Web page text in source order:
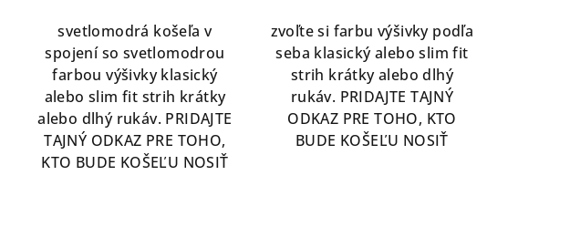
svetlomodrá košeľa v
spojení so svetlomodrou
farbou výšivky klasický
alebo slim fit strih krátky
alebo dlhý rukáv. PRIDAJTE
TAJNÝ ODKAZ PRE TOHO,
KTO BUDE KOŠEĽU NOSIŤ
zvoľte si farbu výšivky podľa
seba klasický alebo slim fit
strih krátky alebo dlhý
rukáv. PRIDAJTE TAJNÝ
ODKAZ PRE TOHO, KTO
BUDE KOŠEĽU NOSIŤ